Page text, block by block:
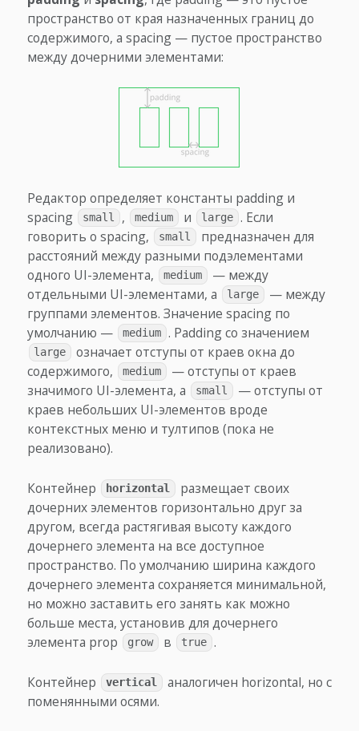
пространство от края назначенных границ до
содержимого, а spacing — пустое пространство
между дочерними элементами:
Редактор определяет константы padding и
spacing
small , medium и large . Если
говорить о spacing,
small
предназначен для
расстояний между разными подэлементами
одного UI-элемента,
medium
— между
отдельными UI-элементами, а
large
— между
группами элементов. Значение spacing по
умолчанию —
medium . Padding со значением
large
означает отступы от краев окна до
содержимого,
medium
— отступы от краев
значимого UI-элемента, а
small
— отступы от
краев небольших UI-элементов вроде
контекстных меню и тултипов (пока не
реализовано).
Контейнер horizontal
размещает своих
дочерних элементов горизонтально друг за
другом, всегда растягивая высоту каждого
дочернего элемента на все доступное
пространство. По умолчанию ширина каждого
дочернего элемента сохраняется минимальной,
но можно заставить его занять как можно
больше места, установив для дочернего
элемента prop
grow в true .
Контейнер vertical
аналогичен horizontal, но с
поменянными осями.